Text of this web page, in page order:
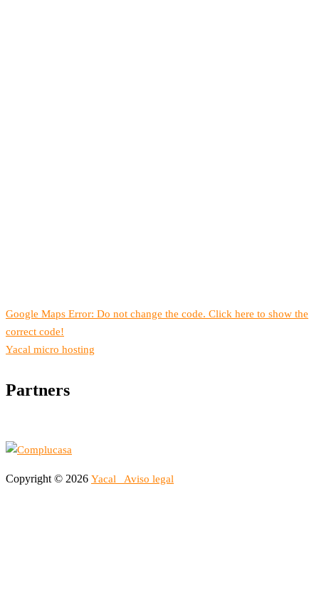
Google Maps Error: Do not change the code. Click here to show the
correct code!
Yacal micro hosting
Partners
Copyright © 2026 Yacal Aviso legal